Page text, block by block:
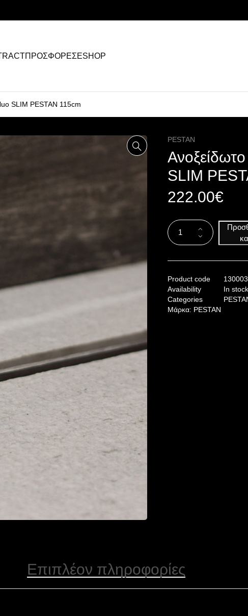
ΠΡΟΣΦΟΡΕΣESHOP
SLIM PESTAN 115cm
PESTAN
SLIM
222.00€
Product code
Availability
In stock
Categories
Μάρκα: PESTAN
Επιπλέον πληροφορίες